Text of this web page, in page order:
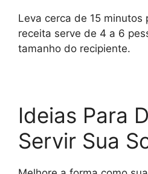
Leva cerca de 15 minutos
receita serve de 4 a 6
tamanho do recipiente.
Ideias Para
Servir Sua